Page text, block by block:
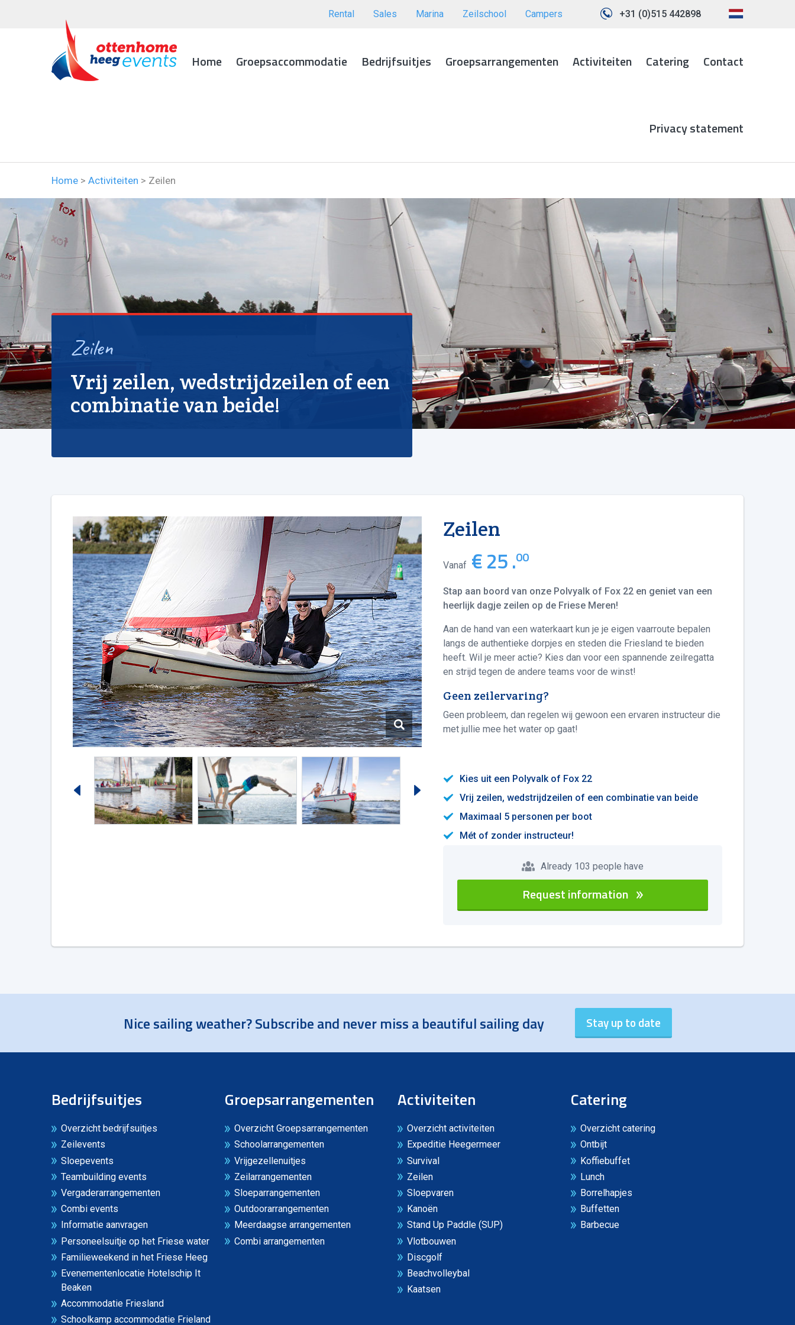
+31 (0)515 442898
Rental Sales Marina Zeilschool Campers
Home Groepsaccommodatie Bedrijfsuitjes Groepsarrangementen Activiteiten Catering Contact
Privacy statement
Home > Activiteiten > Zeilen
Zeilen
Vrij zeilen, wedstrijdzeilen of een
combinatie van beide!
Zeilen
Vanaf € 25 .00
Stap aan boord van onze Polvyalk of Fox 22 en geniet van een
heerlijk dagje zeilen op de Friese Meren!
Aan de hand van een waterkaart kun je je eigen vaarroute bepalen
langs de authentieke dorpjes en steden die Friesland te bieden
heeft. Wil je meer actie? Kies dan voor een spannende zeilregatta
en strijd tegen de andere teams voor de winst!
Geen zeilervaring?
Geen probleem, dan regelen wij gewoon een ervaren instructeur die
met jullie mee het water op gaat!
Kies uit een Polyvalk of Fox 22
Vrij zeilen, wedstrijdzeilen of een combinatie van beide
Maximaal 5 personen per boot
Mét of zonder instructeur!
Already 103 people have
Request information
Nice sailing weather? Subscribe and never miss a beautiful sailing day
Bedrijfsuitjes
Overzicht bedrijfsuitjes
Zeilevents
Sloepevents
Teambuilding events
Vergaderarrangementen
Combi events
Informatie aanvragen
Personeelsuitje op het Friese water
Familieweekend in het Friese Heeg
Evenementenlocatie Hotelschip It
Beaken
Accommodatie Friesland
Schoolkamp accommodatie Frieland
Groepsarrangementen
Overzicht Groepsarrangementen
Schoolarrangementen
Vrijgezellenuitjes
Zeilarrangementen
Sloeparrangementen
Outdoorarrangementen
Meerdaagse arrangementen
Combi arrangementen
Activiteiten
Overzicht activiteiten
Expeditie Heegermeer
Survival
Zeilen
Sloepvaren
Kanoën
Stand Up Paddle (SUP)
Vlotbouwen
Discgolf
Beachvolleybal
Kaatsen
Catering
Overzicht catering
Ontbijt
Koffiebuffet
Lunch
Borrelhapjes
Buffetten
Barbecue